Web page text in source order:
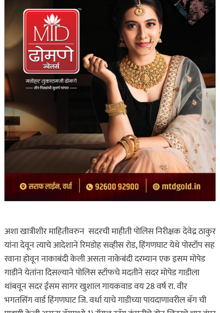
अशा खात्रीशीर माहितीवरुन सदरची माहीती पोलिस निरीक्षक देवेद्र ठाकुर
यांना देवून त्याचे आदेशाने रिमडोह सव्हीस रोड, हिंगणघाट येथे पोस्टाँप सह
रवाना होवून नाकाबंदी केली असता नाकेबंदी दरम्यान एक इसम मोपेड
गाडीने येतांना दिसल्याने पोलिस स्टाँफचे मदतीने सदर मोपेड गाडीला
थांबवून सदर ईसम सागर खुशाल गायकवाड वय 28 वर्ष रा. वीर
भगतसिंग वार्ड हिंगणघाट जि. वर्धा याचे गाडीच्या पायदाणावरील बॅग ची